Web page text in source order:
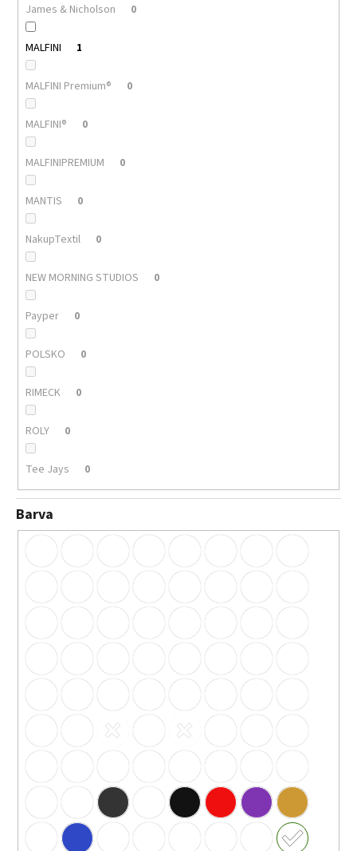
James & Nicholson 0
MALFINI 1
MALFINI Premium® 0
MALFINI® 0
MALFINIPREMIUM 0
MANTIS 0
NakupTextil 0
NEW MORNING STUDIOS 0
Payper 0
POLSKO 0
RIMECK 0
ROLY 0
Tee Jays 0
Barva